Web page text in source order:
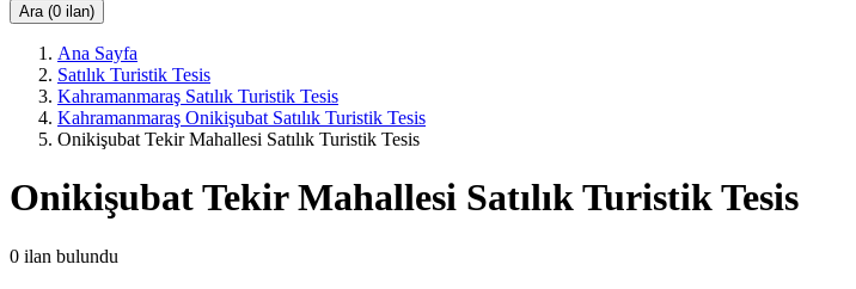
Ara (0 ilan)
Ana Sayfa
Satılık Turistik Tesis
Kahramanmaraş Satılık Turistik Tesis
Kahramanmaraş Onikişubat Satılık Turistik Tesis
Onikişubat Tekir Mahallesi Satılık Turistik Tesis
Onikişubat Tekir Mahallesi Satılık Turistik Tesis
0 ilan bulundu